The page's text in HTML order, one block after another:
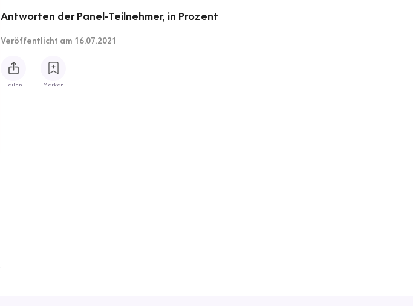
Antworten der Panel-Teilnehmer, in Prozent
Veröffentlicht am 16.07.2021
Teilen Merken